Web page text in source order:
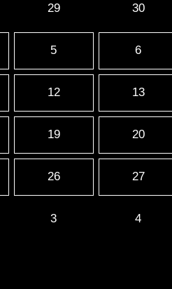
29 30
5 6
12 13
19 20
26 27
3 4